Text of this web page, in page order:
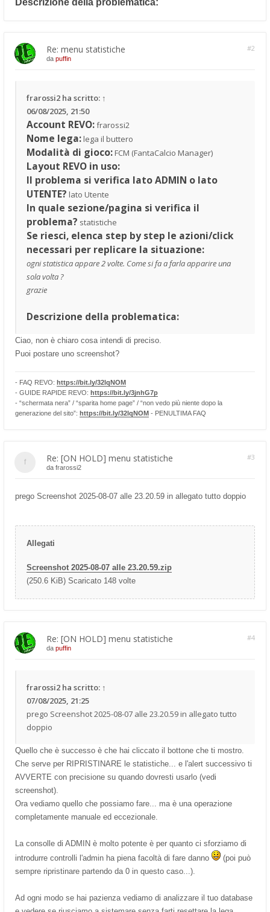
Descrizione della problematica:
Re: menu statistiche #2
da puffin
frarossi2 ha scritto: ↑
06/08/2025, 21:50
Account REVO:frarossi2
Nome lega: lega il buttero
Modalità di gioco: FCM (FantaCalcio Manager)
Layout REVO in uso:
Il problema si verifica lato ADMIN o lato
UTENTE? lato Utente
In quale sezione/pagina si verifica il
problema? statistiche
Se riesci, elenca step by step le azioni/click
necessari per replicare la situazione:
ogni statistica appare 2 volte. Come si fa a farla apparire una
sola volta ?
grazie
Descrizione della problematica:
Ciao, non è chiaro cosa intendi di preciso.
Puoi postare uno screenshot?
- FAQ REVO: https://bit.ly/32lqNOM
- GUIDE RAPIDE REVO: https://bit.ly/3jnhG7p
- “schermata nera” / “sparita home page” / “non vedo più niente dopo la
generazione del sito”: https://bit.ly/32lqNOM - PENULTIMA FAQ
Re: [ON HOLD] menu statistiche #3
da frarossi2
prego Screenshot 2025-08-07 alle 23.20.59 in allegato tutto doppio
Allegati
Screenshot 2025-08-07 alle 23.20.59.zip
(250.6 KiB) Scaricato 148 volte
Re: [ON HOLD] menu statistiche #4
da puffin
frarossi2 ha scritto: ↑
07/08/2025, 21:25
prego Screenshot 2025-08-07 alle 23.20.59 in allegato tutto
doppio
Quello che è successo è che hai cliccato il bottone che ti mostro.
Che serve per RIPRISTINARE le statistiche... e l'alert successivo ti
AVVERTE con precisione su quando dovresti usarlo (vedi
screenshot).
Ora vediamo quello che possiamo fare... ma è una operazione
completamente manuale ed eccezionale.
La consolle di ADMIN è molto potente è per quanto ci sforziamo di
introdurre controlli l'admin ha piena facoltà di fare danno
(poi può
sempre ripristinare partendo da 0 in questo caso...).
Ad ogni modo se hai pazienza vediamo di analizzare il tuo database